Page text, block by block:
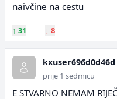
naivčine na cestu
↑ 31 ↓ 8
kxuser696d0d46d
prije 1 sedmicu
E STVARNO NEMAM